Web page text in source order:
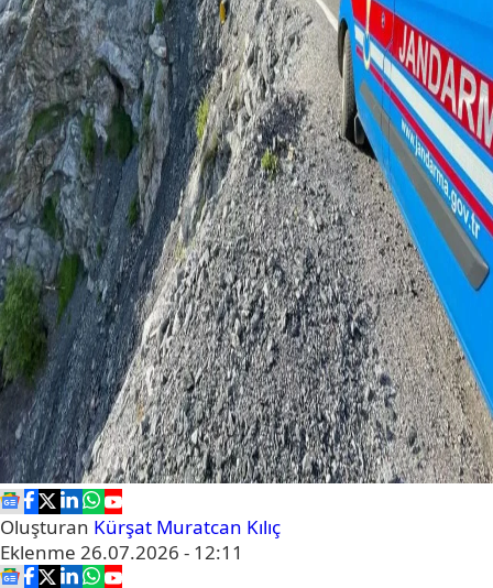
Oluşturan Kürşat Muratcan Kılıç
Eklenme 26.07.2026 - 12:11